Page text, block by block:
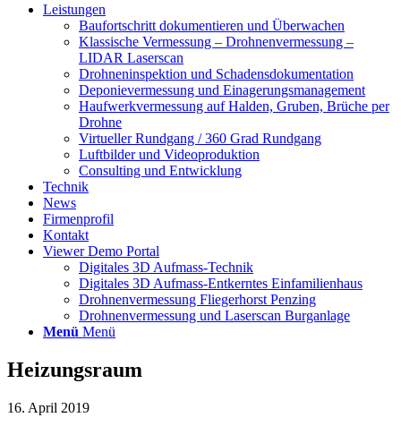
Leistungen
Baufortschritt dokumentieren und Überwachen
Klassische Vermessung – Drohnenvermessung –
LIDAR Laserscan
Drohneninspektion und Schadensdokumentation
Deponievermessung und Einagerungsmanagement
Haufwerkvermessung auf Halden, Gruben, Brüche per
Drohne
Virtueller Rundgang / 360 Grad Rundgang
Luftbilder und Videoproduktion
Consulting und Entwicklung
Technik
News
Firmenprofil
Kontakt
Viewer Demo Portal
Digitales 3D Aufmass-Technik
Digitales 3D Aufmass-Entkerntes Einfamilienhaus
Drohnenvermessung Fliegerhorst Penzing
Drohnenvermessung und Laserscan Burganlage
Menü Menü
Heizungsraum
16. April 2019